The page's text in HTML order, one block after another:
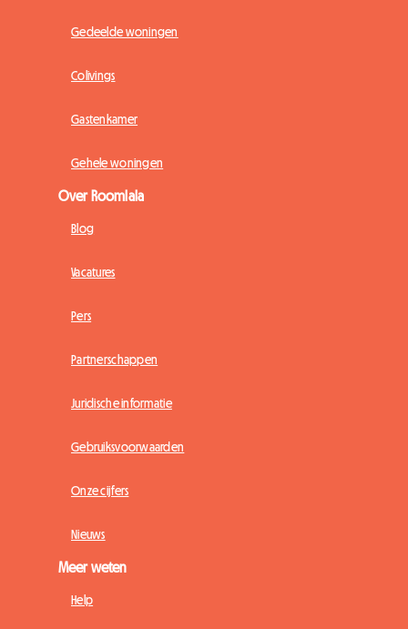
Gedeelde woningen
Colivings
Gastenkamer
Gehele woningen
Over Roomlala
Blog
Vacatures
Pers
Partnerschappen
Juridische informatie
Gebruiksvoorwaarden
Onze cijfers
Nieuws
Meer weten
Help